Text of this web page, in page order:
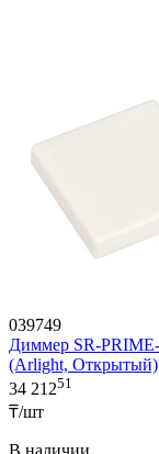
039749
Диммер SR-
(Arlight, Открытый)
34 21251
₸/шт